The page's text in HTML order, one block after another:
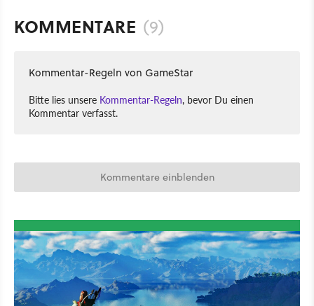
KOMMENTARE (9)
Kommentar-Regeln von GameStar
Bitte lies unsere Kommentar-Regeln, bevor Du einen
Kommentar verfasst.
Kommentare einblenden